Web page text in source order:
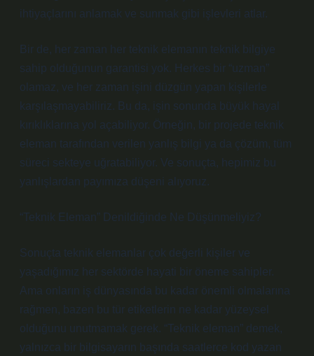
ihtiyaçlarını anlamak ve sunmak gibi işlevleri atlar.
Bir de, her zaman her teknik elemanın teknik bilgiye
sahip olduğunun garantisi yok. Herkes bir “uzman”
olamaz, ve her zaman işini düzgün yapan kişilerle
karşılaşmayabiliriz. Bu da, işin sonunda büyük hayal
kırıklıklarına yol açabiliyor. Örneğin, bir projede teknik
eleman tarafından verilen yanlış bilgi ya da çözüm, tüm
süreci sekteye uğratabiliyor. Ve sonuçta, hepimiz bu
yanlışlardan payımıza düşeni alıyoruz.
“Teknik Eleman” Denildiğinde Ne Düşünmeliyiz?
Sonuçta teknik elemanlar çok değerli kişiler ve
yaşadığımız her sektörde hayati bir öneme sahipler.
Ama onların iş dünyasında bu kadar önemli olmalarına
rağmen, bazen bu tür etiketlerin ne kadar yüzeysel
olduğunu unutmamak gerek. “Teknik eleman” demek,
yalnızca bir bilgisayarın başında saatlerce kod yazan